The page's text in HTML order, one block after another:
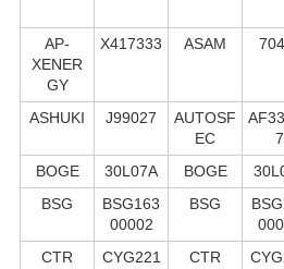
AP-
XENER
GY
X417333 ASAM
ASHUKI J99027
AUTOSF
EC
7
BOGE
30L07A BOGE
BSG
BSG163
00002
BSG
CTR
CYG221
CTR